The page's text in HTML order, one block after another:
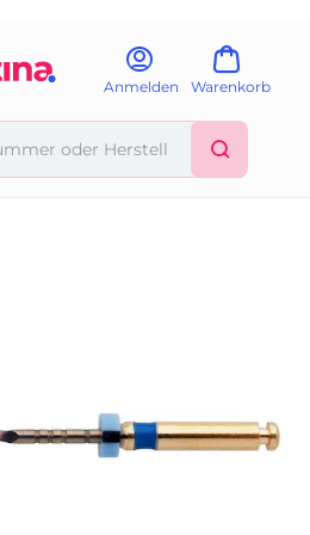
Anmelden Warenkorb